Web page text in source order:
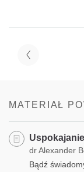
MATERIAŁ
dr Alexander
Bądź